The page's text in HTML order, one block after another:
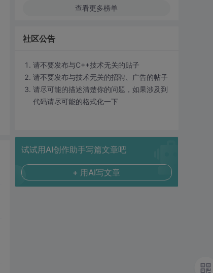
查看更多榜单
社区公告
请不要发布与C++技术无关的贴子
请不要发布与技术无关的招聘、广告的帖子
请尽可能的描述清楚你的问题，如果涉及到
代码请尽可能的格式化一下
试试用AI创作助手写篇文章吧
+ 用AI写文章